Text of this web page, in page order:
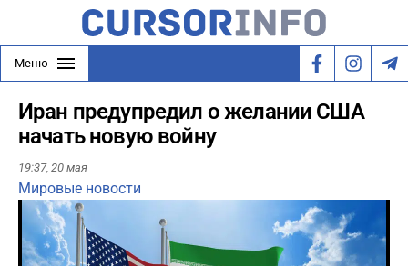
Меню
Иран предупредил о желании США
начать новую войну
19:37, 20 мая
Мировые новости